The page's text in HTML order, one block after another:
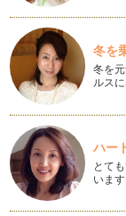
寒い冬には手浴、
1月も半ばではあ
ます。 2013年も
木の実を使ったか
植物の香り、自
代、…
自然素材を使っ
前回、ミツロウ
したが、今回は、
冬を
冬を
ルス
ハー
とて
いま